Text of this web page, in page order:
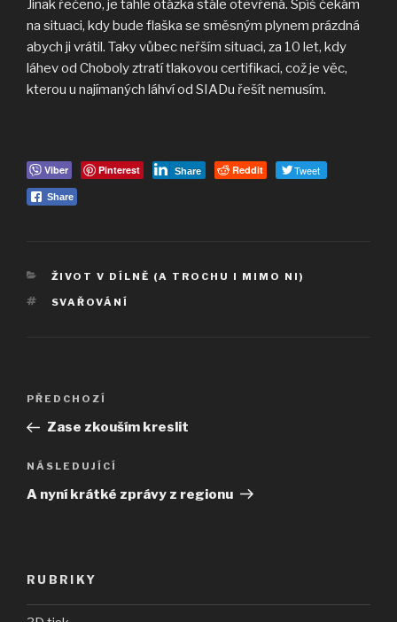
Jinak řečeno, je tahle otázka stále otevřená. Spíš čekám
na situaci, kdy bude flaška se směsným plynem prázdná
abych ji vrátil. Taky vůbec neřším situaci, za 10 let, kdy
láhev od Choboly ztratí tlakovou certifikaci, což je věc,
kterou u najímaných láhví od SIADu řešít nemusím.
Viber Pinterest Share Reddit Tweet
Share
RUBRIKY
ŽIVOT V DÍLNĚ (A TROCHU I MIMO NI)
ŠTÍTKY
SVAŘOVÁNÍ
Navigace
příspěvek
Předchozí
příspěvek
PŘEDCHOZÍ
Zase zkouším kreslit
Následující
příspěvek
NÁSLEDUJÍCÍ
A nyní krátké zprávy z regionu
RUBRIKY